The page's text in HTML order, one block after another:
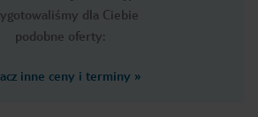
dla Ciebie
podobne oferty:
inne ceny i terminy »